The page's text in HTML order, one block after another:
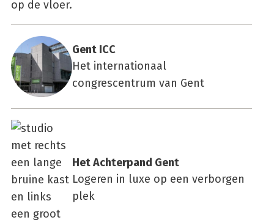
Gent ICC
Het internationaal
congrescentrum van Gent
Het Ach­ter­pand Gent
Logeren in luxe op een verborgen
plek